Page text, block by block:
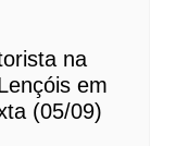
na
em
(05/09)